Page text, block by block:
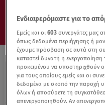
Ενδιαφερόμαστε για το
Εμείς και οι603 συνεργάτες μας
όπως δεδομένα περιήγησης ή
έχουμε πρόσβαση σε αυτά στη
καταστεί δυνατή η
προκειμένου να υποστηριχθούν
για τους οποίους εμείς και οι
δεδομένα με σκοπό την παροχή
όλων ή αποσύρετε τη
απενεργοποιηθούν. Αν